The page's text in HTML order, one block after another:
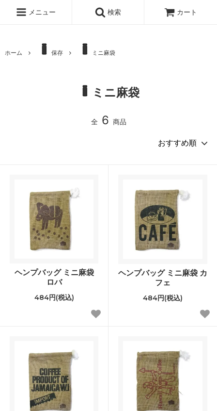
メニュー 検索 カート
ホーム 保存 ミニ麻袋
ミニ麻袋
全 6 商品
ヘンプバッグ ミニ麻袋
ロバ
484円(税込)
ヘンプバッグ ミニ麻袋 カ
フェ
484円(税込)